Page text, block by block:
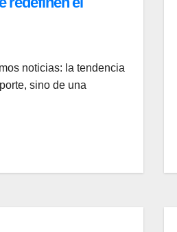
noticias: la tendencia
sino de una